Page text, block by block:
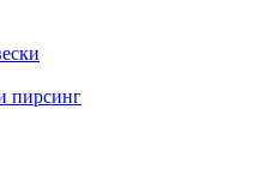
пирсинг